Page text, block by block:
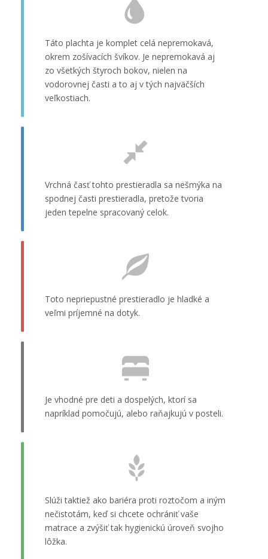
Táto plachta je komplet celá nepremokavá,
okrem zošívacích švíkov. Je nepremokavá aj
zo všetkých štyroch bokov, nielen na
vodorovnej časti a to aj v tých najväčších
veľkostiach.
Vrchná časť tohto prestieradla sa nešmýka na
spodnej časti prestieradla, pretože tvoria
jeden tepelne spracovaný celok.
Toto nepriepustné prestieradlo je hladké a
veľmi príjemné na dotyk.
Je vhodné pre deti a dospelých, ktorí sa
napríklad pomočujú, alebo raňajkujú v posteli.
Slúži taktiež ako bariéra proti roztočom a iným
nečistotám, keď si chcete ochrániť vaše
matrace a zvýšiť tak hygienickú úroveň svojho
lôžka.